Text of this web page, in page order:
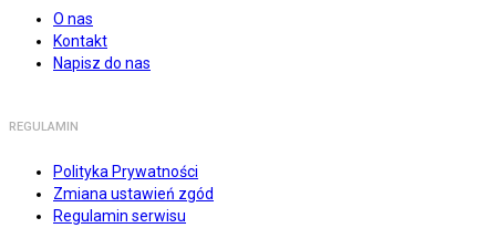
O nas
Kontakt
Napisz do nas
REGULAMIN
Polityka Prywatności
Zmiana ustawień zgód
Regulamin serwisu